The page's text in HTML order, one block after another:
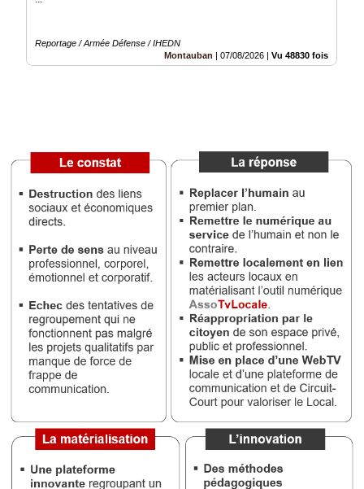
Reportage / Armée Défense / IHEDN
Montauban
07/08/2026 Vu 48830 fois